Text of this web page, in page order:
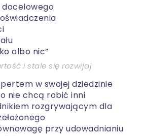
albo nic”
i stale się rozwijaj
w swojej dziedzinie
nie chcą robić inni
rozgrywającym dla
przy udowadnianiu